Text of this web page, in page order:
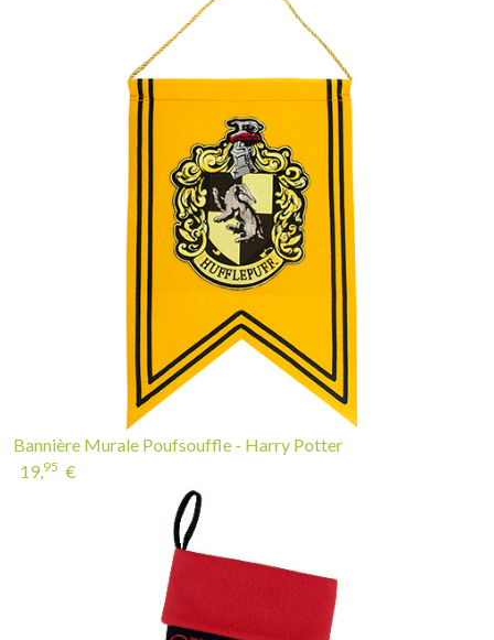
Bannière Murale Poufsouffle - Harry Potter
19,95 €